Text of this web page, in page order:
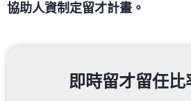
協助人資制定留才計畫。
即時留才留任比